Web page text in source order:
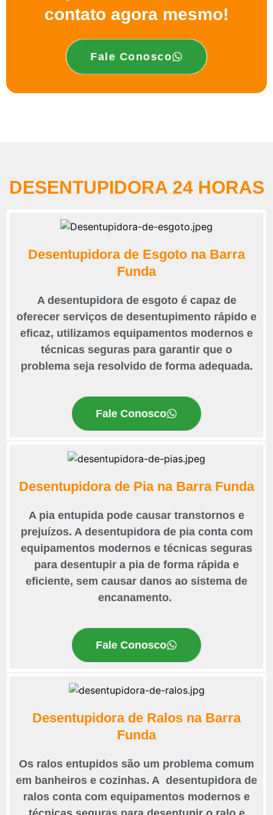
contato agora mesmo!
Fale Conosco
DESENTUPIDORA 24 HORAS
Desentupidora de Esgoto na Barra
Funda
A desentupidora de esgoto é capaz de
oferecer serviços de desentupimento rápido e
eficaz, utilizamos equipamentos modernos e
técnicas seguras para garantir que o
problema seja resolvido de forma adequada.
Fale Conosco
Desentupidora de Pia na Barra Funda
A pia entupida pode causar transtornos e
prejuízos. A desentupidora de pia conta com
equipamentos modernos e técnicas seguras
para desentupir a pia de forma rápida e
eficiente, sem causar danos ao sistema de
encanamento.
Fale Conosco
Desentupidora de Ralos na Barra
Funda
Os ralos entupidos são um problema comum
em banheiros e cozinhas. A desentupidora de
ralos conta com equipamentos modernos e